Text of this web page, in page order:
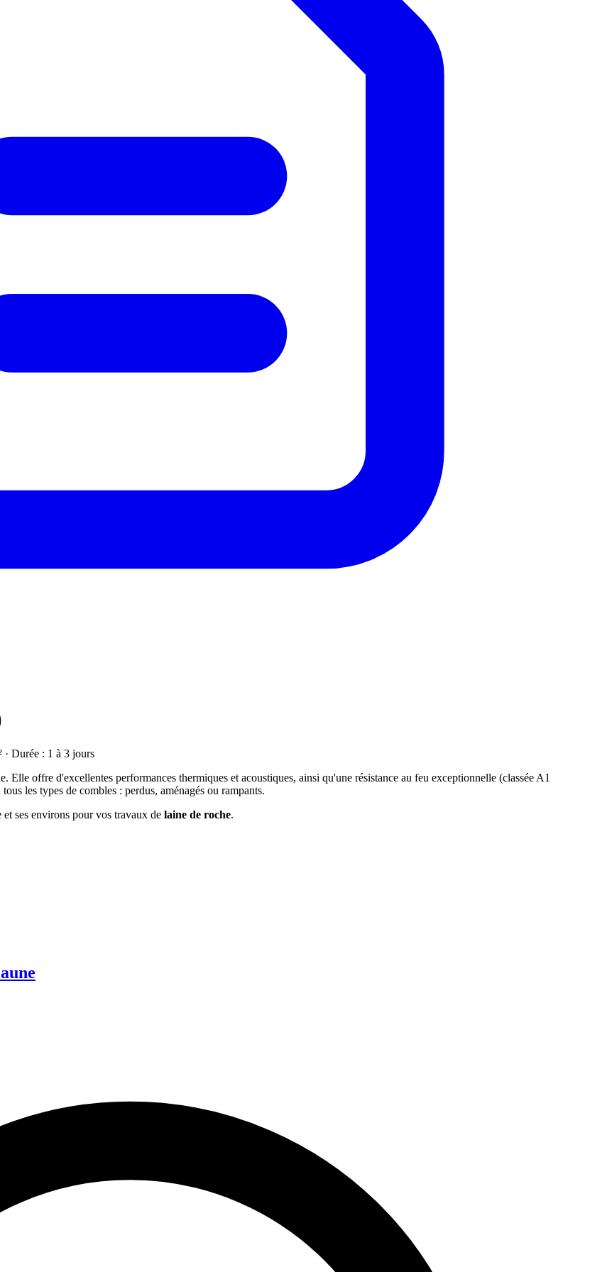
· Durée : 1 à 3 jours
offre d'excellentes performances thermiques et acoustiques, ainsi qu'une résistance au feu exceptionnelle (classée A1
les types de combles : perdus, aménagés ou rampants.
ses environs pour vos travaux de laine de roche.